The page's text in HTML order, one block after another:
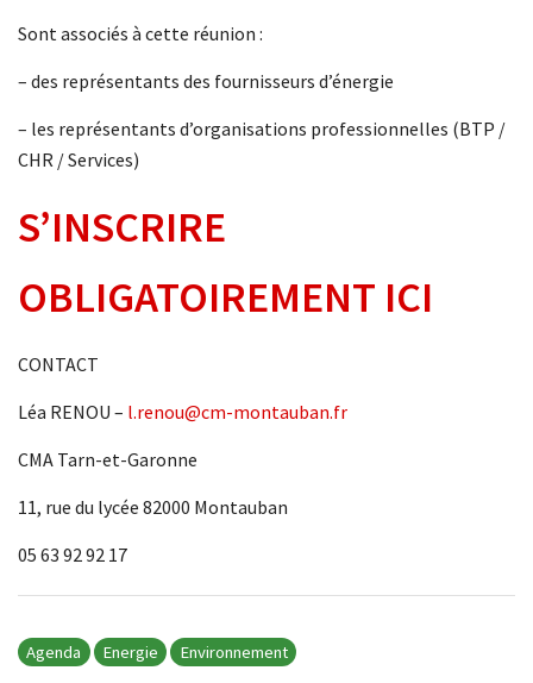
Sont associés à cette réunion :
– des représentants des fournisseurs d’énergie
– les représentants d’organisations professionnelles (BTP /
CHR / Services)
S’INSCRIRE
OBLIGATOIREMENT ICI
CONTACT
Léa RENOU – l.renou@cm-montauban.fr
CMA Tarn-et-Garonne
11, rue du lycée 82000 Montauban
05 63 92 92 17
Agenda Energie Environnement